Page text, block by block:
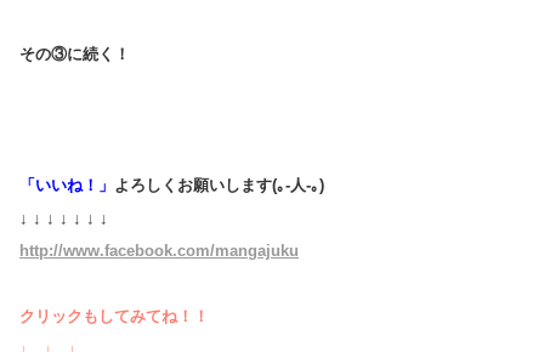
その③に続く！
「いいね！」 よろしくお願いします(｡-人-｡)
↓ ↓ ↓ ↓ ↓ ↓ ↓
http://www.facebook.com/mangajuku
クリックもしてみてね！！